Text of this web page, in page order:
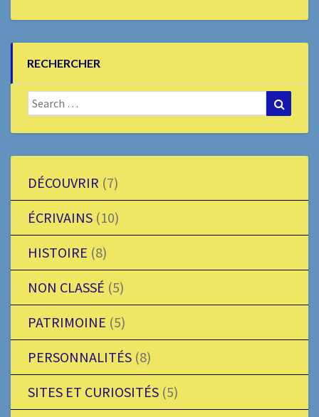
RECHERCHER
Search
for:
DÉCOUVRIR (7)
ÉCRIVAINS (10)
HISTOIRE (8)
NON CLASSÉ (5)
PATRIMOINE (5)
PERSONNALITÉS (8)
SITES ET CURIOSITÉS (5)